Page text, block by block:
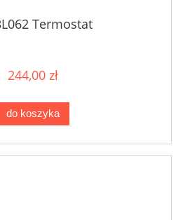
Termostat
244,00 zł
do koszyka